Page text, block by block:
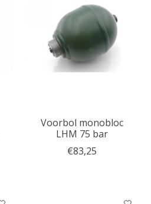
Voorbol monobloc
LHM 75 bar
€83,25